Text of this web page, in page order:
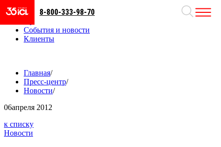
Направления
События и новости
Клиенты
8-800-333-98-70
Главная/
Пресс-центр/
Новости/
06апреля 2012
к списку
Новости